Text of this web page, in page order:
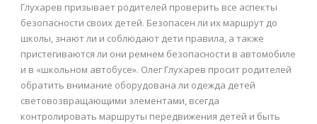
Глухарев призывает родителей проверить все аспекты
безопасности своих детей. Безопасен ли их маршрут до
школы, знают ли и соблюдают дети правила, а также
пристегиваются ли они ремнем безопасности в автомобиле
и в «школьном автобусе». Олег Глухарев просит родителей
обратить внимание оборудована ли одежда детей
световозвращающими элементами, всегда
контролировать маршруты передвижения детей и быть